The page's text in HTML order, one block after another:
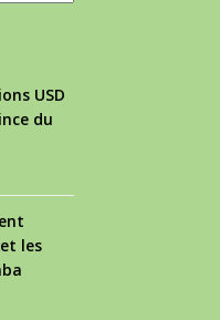
USD
du
les